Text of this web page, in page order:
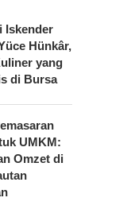
Iskender
Hünkâr,
yang
di Bursa
UMKM:
Omzet di